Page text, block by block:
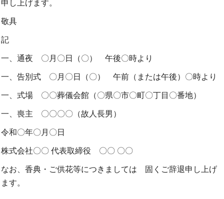
申し上げます。
敬具
記
一、通夜 〇月〇日（〇） 午後〇時より
一、告別式 〇月〇日（〇） 午前（または午後）〇時より
一、式場 〇〇葬儀会館（〇県〇市〇町〇丁目〇番地）
一、喪主 〇〇〇〇（故人長男）
令和〇年〇月〇日
株式会社〇〇 代表取締役 〇〇 〇〇
なお、香典・ご供花等につきましては 固くご辞退申し上げ
ます。